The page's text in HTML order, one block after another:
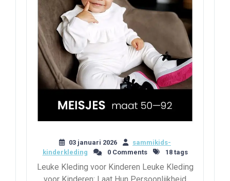
03 januari 2026
sammikids-
kinderkleding
0 Comments 18 tags
Leuke Kleding voor Kinderen Leuke Kleding